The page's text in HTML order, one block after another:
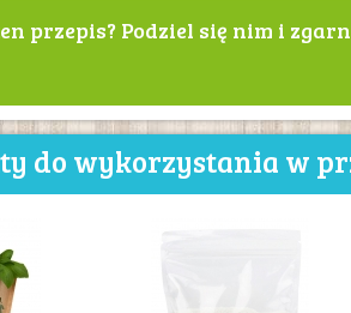
przepis? Podziel się nim i
do wykorzystania w